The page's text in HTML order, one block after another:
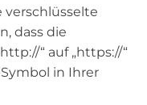
verschlüsselte
dass die
“ auf „https://“
in Ihrer